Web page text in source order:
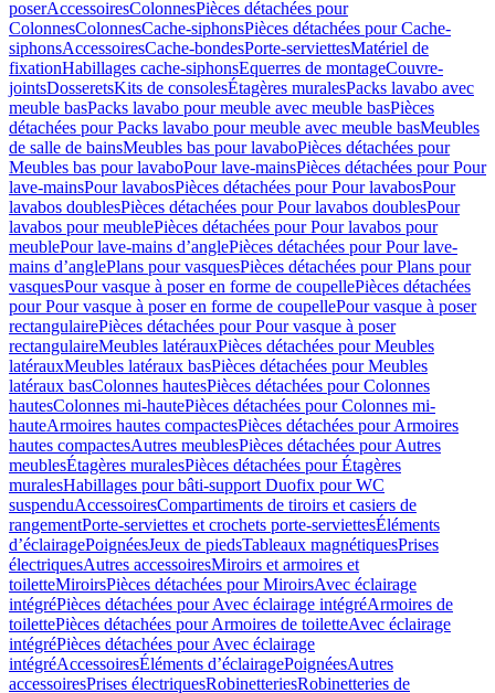
poserAccessoiresColonnesPièces détachées pour
ColonnesColonnesCache-siphonsPièces détachées pour Cache-
siphonsAccessoiresCache-bondesPorte-serviettesMatériel de
fixationHabillages cache-siphonsEquerres de montageCouvre-
jointsDosseretsKits de consolesÉtagères muralesPacks lavabo avec
meuble basPacks lavabo pour meuble avec meuble basPièces
détachées pour Packs lavabo pour meuble avec meuble basMeubles
de salle de bainsMeubles bas pour lavaboPièces détachées pour
Meubles bas pour lavaboPour lave-mainsPièces détachées pour Pour
lave-mainsPour lavabosPièces détachées pour Pour lavabosPour
lavabos doublesPièces détachées pour Pour lavabos doublesPour
lavabos pour meublePièces détachées pour Pour lavabos pour
meublePour lave-mains d’anglePièces détachées pour Pour lave-
mains d’anglePlans pour vasquesPièces détachées pour Plans pour
vasquesPour vasque à poser en forme de coupellePièces détachées
pour Pour vasque à poser en forme de coupellePour vasque à poser
rectangulairePièces détachées pour Pour vasque à poser
rectangulaireMeubles latérauxPièces détachées pour Meubles
latérauxMeubles latéraux basPièces détachées pour Meubles
latéraux basColonnes hautesPièces détachées pour Colonnes
hautesColonnes mi-hautePièces détachées pour Colonnes mi-
hauteArmoires hautes compactesPièces détachées pour Armoires
hautes compactesAutres meublesPièces détachées pour Autres
meublesÉtagères muralesPièces détachées pour Étagères
muralesHabillages pour bâti-support Duofix pour WC
suspenduAccessoiresCompartiments de tiroirs et casiers de
rangementPorte-serviettes et crochets porte-serviettesÉléments
d’éclairagePoignéesJeux de piedsTableaux magnétiquesPrises
électriquesAutres accessoiresMiroirs et armoires et
toiletteMiroirsPièces détachées pour MiroirsAvec éclairage
intégréPièces détachées pour Avec éclairage intégréArmoires de
toilettePièces détachées pour Armoires de toiletteAvec éclairage
intégréPièces détachées pour Avec éclairage
intégréAccessoiresÉléments d’éclairagePoignéesAutres
accessoiresPrises électriquesRobinetteriesRobinetteries de